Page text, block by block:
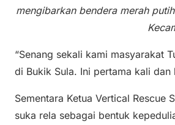
mengibarkan bendera merah
“Senang sekali kami masyarakat
di Bukik Sula. Ini pertama kali
Sementara Ketua Vertical Rescue
suka rela sebagai bentuk